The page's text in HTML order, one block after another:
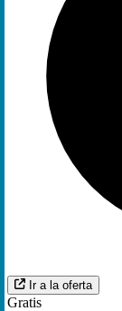
Ir a la oferta
Gratis